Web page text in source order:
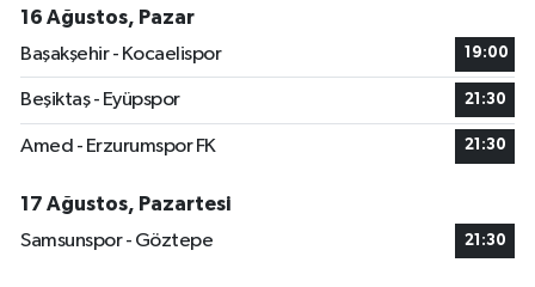
16 Ağustos, Pazar
Başakşehir - Kocaelispor
19:00
Beşiktaş - Eyüpspor 21:30
Amed - Erzurumspor FK 21:30
17 Ağustos, Pazartesi
Samsunspor - Göztepe
21:30